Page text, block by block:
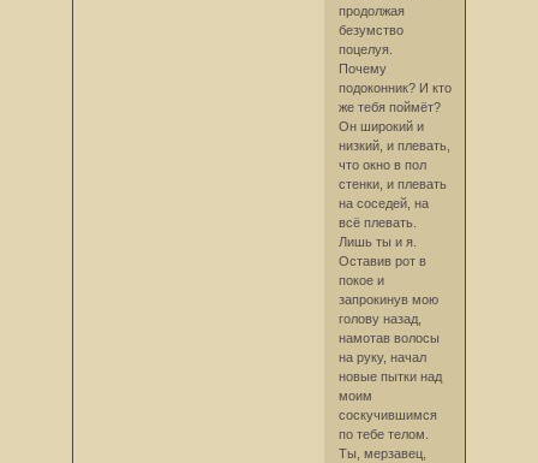
продолжая
безумство
поцелуя.
Почему
подоконник? И кто
же тебя поймёт?
Он широкий и
низкий, и плевать,
что окно в пол
стенки, и плевать
на соседей, на
всё плевать.
Лишь ты и я.
Оставив рот в
покое и
запрокинув мою
голову назад,
намотав волосы
на руку, начал
новые пытки над
моим
соскучившимся
по тебе телом.
Ты, мерзавец,